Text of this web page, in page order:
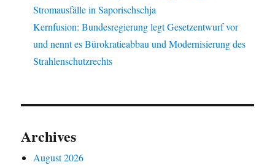
Stromausfälle in Saporischschja
Kernfusion: Bundesregierung legt Gesetzentwurf vor
und nennt es Bürokratieabbau und Modernisierung des
Strahlenschutzrechts
Archives
August 2026